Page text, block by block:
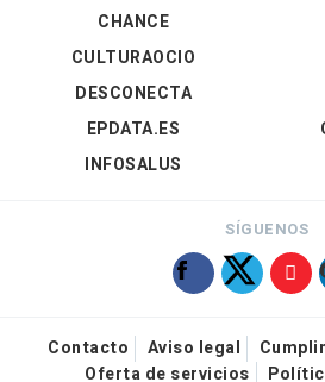
CHANCE
CULTURAOCIO
DESCONECTA
EPDATA.ES
INFOSALUS
SÍGUENOS
Contacto Aviso legal
Oferta de servicios